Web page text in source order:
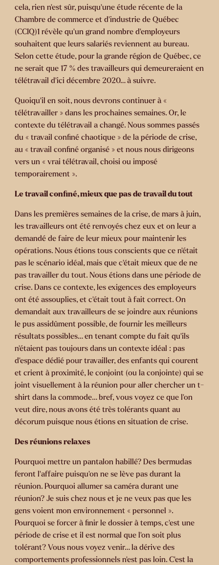
cela, rien n’est sûr, puisqu’une étude récente de la
Chambre de commerce et d’industrie de Québec
(CCIQ)1 révèle qu’un grand nombre d’employeurs
souhaitent que leurs salariés reviennent au bureau.
Selon cette étude, pour la grande région de Québec, ce
ne serait que 17 % des travailleurs qui demeureraient en
télétravail d’ici décembre 2020… à suivre.
Quoiqu’il en soit, nous devrons continuer à «
télétravailler » dans les prochaines semaines. Or, le
contexte du télétravail a changé. Nous sommes passés
du « travail confiné chaotique » de la période de crise,
au « travail confiné organisé » et nous nous dirigeons
vers un « vrai télétravail, choisi ou imposé
temporairement ».
Le travail confiné, mieux que pas de travail du tout
Dans les premières semaines de la crise, de mars à juin,
les travailleurs ont été renvoyés chez eux et on leur a
demandé de faire de leur mieux pour maintenir les
opérations. Nous étions tous conscients que ce n’était
pas le scénario idéal, mais que c’était mieux que de ne
pas travailler du tout. Nous étions dans une période de
crise. Dans ce contexte, les exigences des employeurs
ont été assouplies, et c’était tout à fait correct. On
demandait aux travailleurs de se joindre aux réunions
le pus assidûment possible, de fournir les meilleurs
résultats possibles… en tenant compte du fait qu’ils
n’étaient pas toujours dans un contexte idéal : pas
d’espace dédié pour travailler, des enfants qui courent
et crient à proximité, le conjoint (ou la conjointe) qui se
joint visuellement à la réunion pour aller chercher un t-
shirt dans la commode… bref, vous voyez ce que l’on
veut dire, nous avons été très tolérants quant au
décorum puisque nous étions en situation de crise.
Des réunions relaxes
Pourquoi mettre un pantalon habillé? Des bermudas
feront l’affaire puisqu’on ne se lève pas durant la
réunion. Pourquoi allumer sa caméra durant une
réunion? Je suis chez nous et je ne veux pas que les
gens voient mon environnement « personnel ».
Pourquoi se forcer à finir le dossier à temps, c’est une
période de crise et il est normal que l’on soit plus
tolérant? Vous nous voyez venir… la dérive des
comportements professionnels n’est pas loin. C’est la